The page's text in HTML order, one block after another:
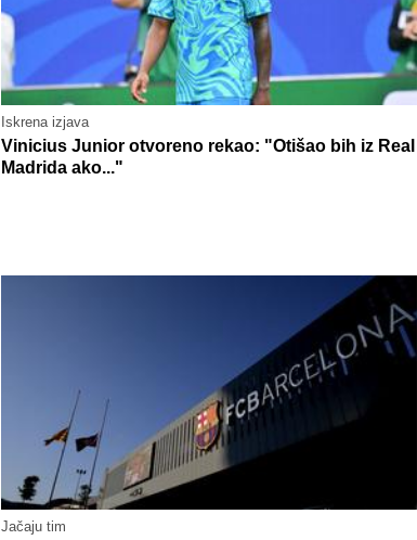
Iskrena izjava
Vinicius Junior otvoreno rekao: "Otišao bih iz Real
Madrida ako..."
Jačaju tim